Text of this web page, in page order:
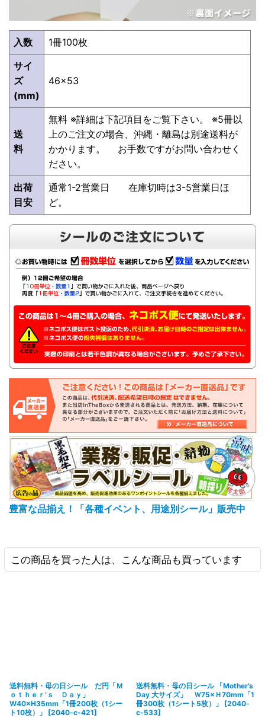
入数
1冊100枚
サイ
ズ
(mm)
46×53
送
料
無料 ※詳細は下記項目をご覧下さい。 ※5冊以
上のご注文の場合、沖縄・離島は別途送料が
かかります。 お手数ですがお問い合わせく
ださい。
出荷
目安
通常1-2営業日 在庫切時は3-5営業日ほ
ど。
豊富な品揃え！「各種イベント、用途別シール」販売中
この商品を買った人は、こんな商品も買っています
送料無料・母の日シール だ円「Ｍ
ｏｔｈｅｒ’ｓ Ｄａｙ」
W40×H35mm「1冊200枚（1シー
ト10枚）」
[2040-c-421]
送料無料・母の日シール 「Mother's
Day 大サイズ」 Ｗ75×Ｈ70mm「1
冊300枚（1シート5枚）」
[2040-
c-533]